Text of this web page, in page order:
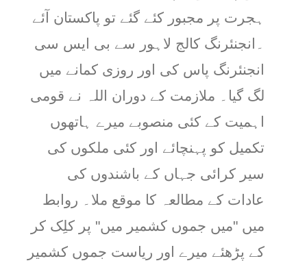
ہجرت پر مجبور کئے گئے تو پاکستان آئے
۔انجنئرنگ کالج لاہور سے بی ایس سی
انجنئرنگ پاس کی اور روزی کمانے میں
لگ گیا۔ ملازمت کے دوران اللہ نے قومی
اہمیت کے کئی منصوبے میرے ہاتھوں
تکمیل کو پہنچائے اور کئی ملکوں کی
سیر کرائی جہاں کے باشندوں کی
عادات کے مطالعہ کا موقع ملا۔ روابط
میں "میں جموں کشمیر میں" پر کلِک کر
کے پڑھئے میرے اور ریاست جموں کشمیر